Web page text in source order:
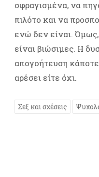
σφραγισμένα, να
πιλότο και να
ενώ δεν είναι.
είναι βιώσιμες. Η
απογοήτευση
αρέσει είτε όχι.
Σεξ και σχέσεις